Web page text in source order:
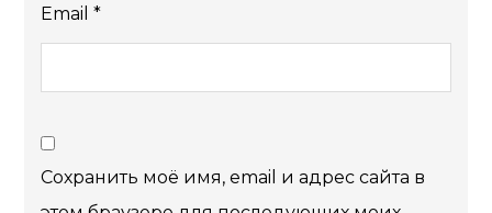
Email*
Сохранить моё имя, email и адрес сайта в